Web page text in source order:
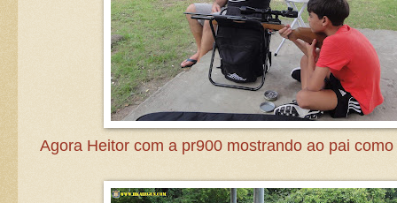
Agora Heitor com a pr900 mostrando ao pai